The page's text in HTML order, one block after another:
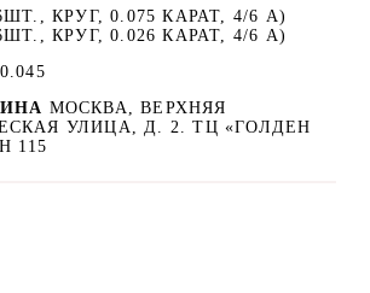
КРУГ, 0.075 КАРАТ, 4/6 А)
КРУГ, 0.026 КАРАТ, 4/6 А)
0.045
МОСКВА, ВЕРХНЯЯ
УЛИЦА, Д. 2. ТЦ «ГОЛДЕН
115